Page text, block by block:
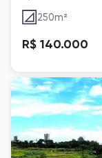
250m²
R$ 140.000